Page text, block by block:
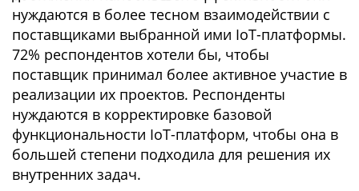
нуждаются в более тесном взаимодействии с
поставщиками выбранной ими IoT-платформы.
72% респондентов хотели бы, чтобы
поставщик принимал более активное участие в
реализации их проектов. Респонденты
нуждаются в корректировке базовой
функциональности IoT-платформ, чтобы она в
большей степени подходила для решения их
внутренних задач.